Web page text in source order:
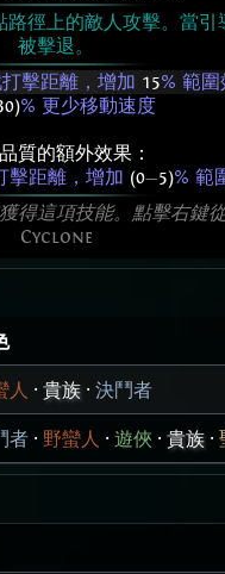
徑上的敵人攻擊。當
被擊退。
擊距離，增加 15% 範
% 更少移動速度
質的額外效果：
擊距離，增加 (0—5)% 範
得這項技能。點擊右鍵從
Cyclone
人 · 貴族 · 決鬥者
者 · 野蠻人 · 遊俠 · 貴族 ·